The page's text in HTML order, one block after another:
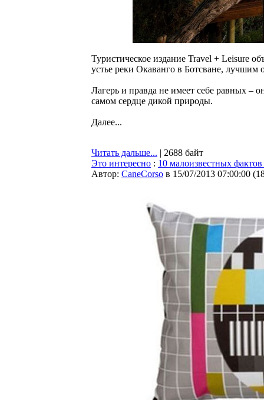
Туристическое издание Travel + Leisure
устье реки Окаванго в Ботсване,
Лагерь и правда не имеет себе равных –
самом сердце дикой природы.
Далее...
Читать дальше... | 2688 байт
Это интересно : 10 малоизвестных фактов
Автор: CaneCorso в 15/07/2013 07:00:00 (